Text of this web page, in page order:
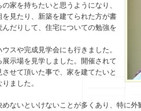
家を持ちたいと思うようになり、
見たり、新築を建てられた方が書
だりして、住宅についての勉強を
スや完成見学会にも行きました。
示場を見学しました。開催されて
せて頂いた事で、家を建てたいと
ました。
ないといけないことが多くあり、特に